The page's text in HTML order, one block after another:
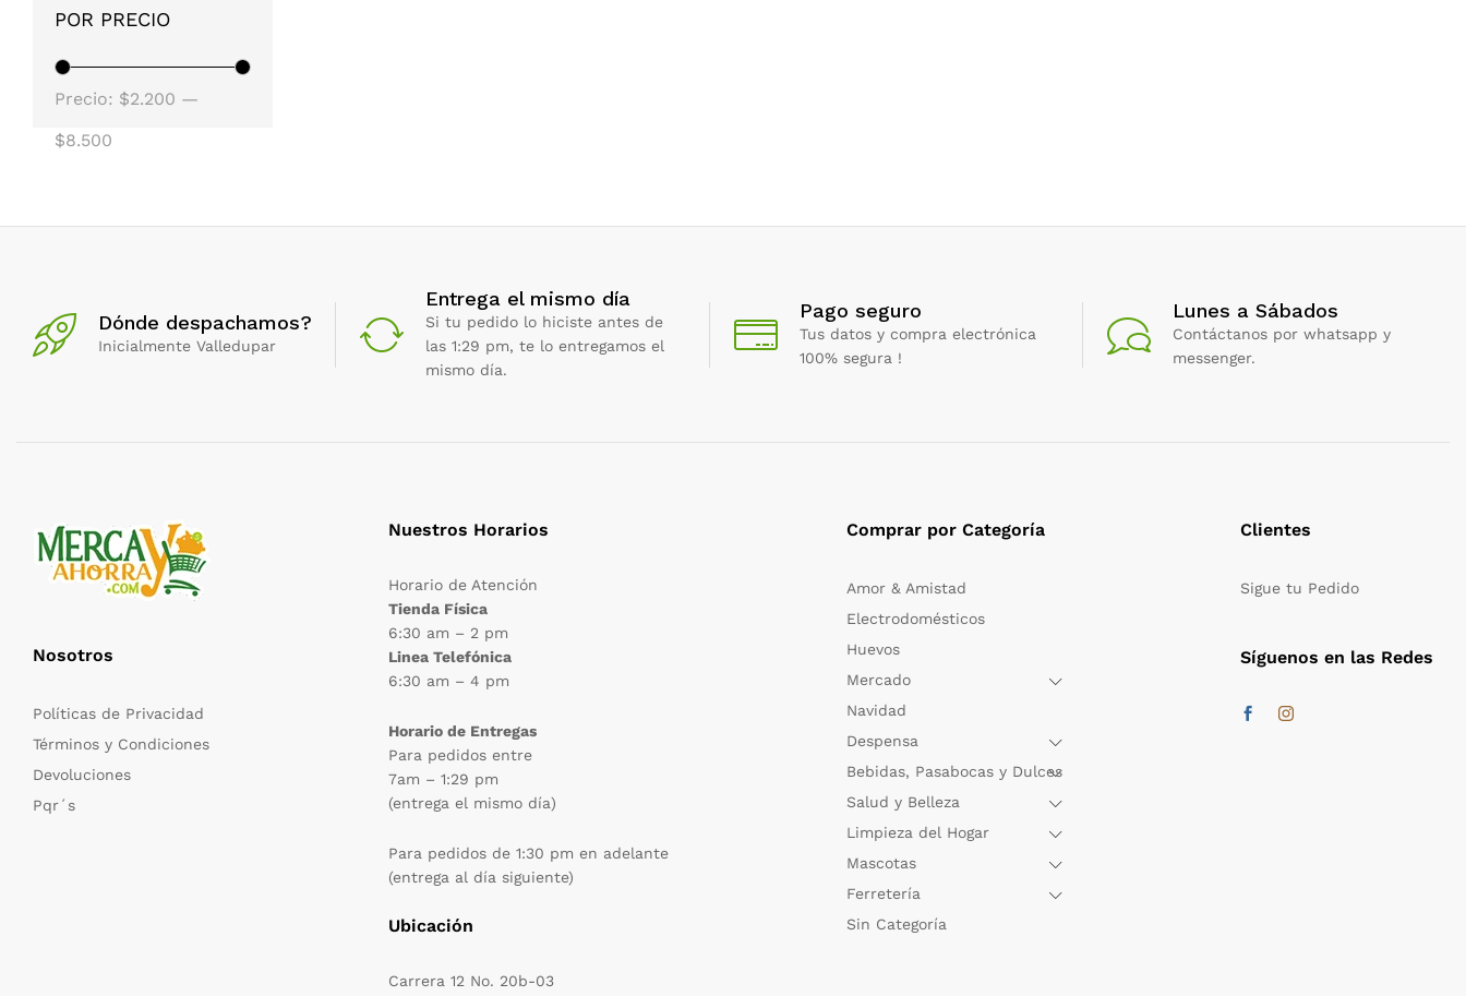
POR PRECIO
Precio: $2.200 —
$8.500
Dónde despachamos?
Inicialmente Valledupar
Entrega el mismo día
Si tu pedido lo hiciste antes de
las 1:29 pm, te lo entregamos el
mismo día.
Pago seguro
Tus datos y compra electrónica
100% segura !
Lunes a Sábados
Contáctanos por whatsapp y
messenger.
Nosotros
Políticas de Privacidad
Términos y Condiciones
Devoluciones
Pqr´s
Nuestros Horarios
Horario de Atención
Tienda Física
6:30 am – 2 pm
Linea Telefónica
6:30 am – 4 pm
Horario de Entregas
Para pedidos entre
7am – 1:29 pm
(entrega el mismo día)
Para pedidos de 1:30 pm en adelante
(entrega al día siguiente)
Ubicación
Carrera 12 No. 20b-03
Comprar por Categoría
Amor & Amistad
Electrodomésticos
Huevos
Mercado
Navidad
Despensa
Bebidas, Pasabocas y Dulces
Salud y Belleza
Limpieza del Hogar
Mascotas
Ferretería
Sin Categoría
Clientes
Sigue tu Pedido
Síguenos en las Redes